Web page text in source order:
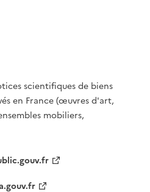
scientifiques de biens
en France (œuvres d'art,
mobiliers,